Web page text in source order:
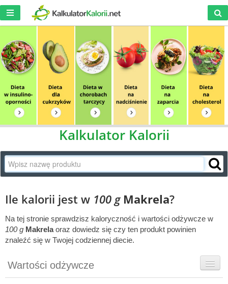
Kalkulator Kalorii
Ile kalorii jest w 100 g Makrela?
Na tej stronie sprawdzisz kaloryczność i wartości odżywcze w
100 g Makrelaoraz dowiedz się czy ten produkt powinien
znaleźć się w Twojej codziennej diecie.
Wartości odżywcze